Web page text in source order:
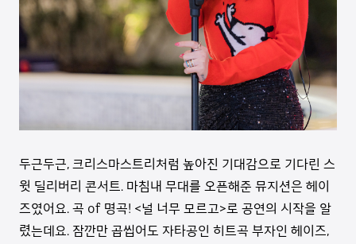
두근두근, 크리스마스트리처럼 높아진 기대감으로 기다린 스
윗 딜리버리 콘서트. 마침내 무대를 오픈해준 뮤지션은 헤이
즈였어요. 곡 of 명곡! <널 너무 모르고>로 공연의 시작을 알
렸는데요. 잠깐만 곱씹어도 자타공인 히트곡 부자인 헤이즈,